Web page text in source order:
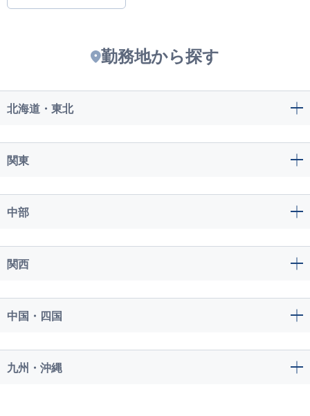
勤務地から探す
北海道・東北
関東
中部
関西
中国・四国
九州・沖縄